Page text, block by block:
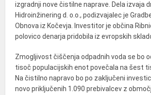
izgradnji nove čistilne naprave. Dela izvaja
Hidroinžinering d. o.o., podizvajalec je
Obnova iz Kočevja. Investitor je občina
polovico denarja pridobila iz evropskih
Zmogljivost čiščenja odpadnih voda se bo
tisoč populacijskih enot povečala na šest
Na čistilno napravo bo po zaključeni
novo priključenih 1.090 prebivalcev z